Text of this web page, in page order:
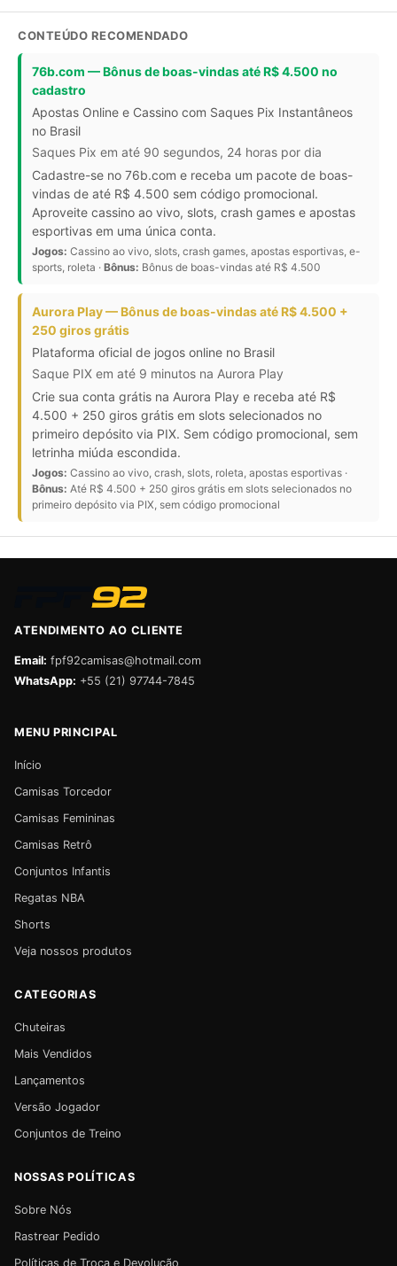
CONTEÚDO RECOMENDADO
76b.com — Bônus de boas-vindas até R$ 4.500 no
cadastro
Apostas Online e Cassino com Saques Pix Instantâneos
no Brasil
Saques Pix em até 90 segundos, 24 horas por dia
Cadastre-se no 76b.com e receba um pacote de boas-
vindas de até R$ 4.500 sem código promocional.
Aproveite cassino ao vivo, slots, crash games e apostas
esportivas em uma única conta.
Jogos: Cassino ao vivo, slots, crash games, apostas esportivas, e-
sports, roleta · Bônus: Bônus de boas-vindas até R$ 4.500
Aurora Play — Bônus de boas-vindas até R$ 4.500 +
250 giros grátis
Plataforma oficial de jogos online no Brasil
Saque PIX em até 9 minutos na Aurora Play
Crie sua conta grátis na Aurora Play e receba até R$
4.500 + 250 giros grátis em slots selecionados no
primeiro depósito via PIX. Sem código promocional, sem
letrinha miúda escondida.
Jogos: Cassino ao vivo, crash, slots, roleta, apostas esportivas ·
Bônus: Até R$ 4.500 + 250 giros grátis em slots selecionados no
primeiro depósito via PIX, sem código promocional
ATENDIMENTO AO CLIENTE
Email: fpf92camisas@hotmail.com
WhatsApp: +55 (21) 97744-7845
MENU PRINCIPAL
Início
Camisas Torcedor
Camisas Femininas
Camisas Retrô
Conjuntos Infantis
Regatas NBA
Shorts
Veja nossos produtos
CATEGORIAS
Chuteiras
Mais Vendidos
Lançamentos
Versão Jogador
Conjuntos de Treino
NOSSAS POLÍTICAS
Sobre Nós
Rastrear Pedido
Políticas de Troca e Devolução